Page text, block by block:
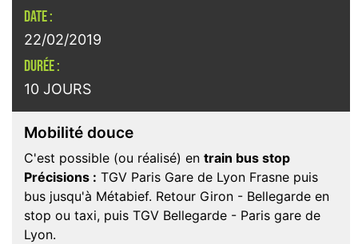
DATE :
22/02/2019
DURÉE :
10 JOURS
Mobilité douce
C'est possible (ou réalisé) en train bus stop
Précisions : TGV Paris Gare de Lyon Frasne puis
bus jusqu'à Métabief. Retour Giron - Bellegarde en
stop ou taxi, puis TGV Bellegarde - Paris gare de
Lyon.